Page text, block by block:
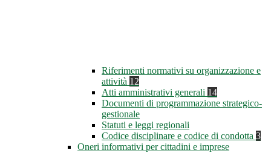
Riferimenti normativi su organizzazione e
attività 12
Atti amministrativi generali 14
Documenti di programmazione strategico-
gestionale
Statuti e leggi regionali
Codice disciplinare e codice di condotta 3
Oneri informativi per cittadini e imprese